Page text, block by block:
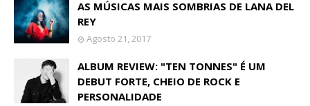
AS MÚSICAS MAIS SOMBRIAS DE LANA DEL
REY
Agosto 21, 2017
ALBUM REVIEW: "TEN TONNES" É UM
DEBUT FORTE, CHEIO DE ROCK E
PERSONALIDADE